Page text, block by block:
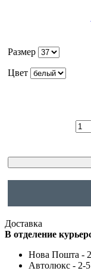
Размер
Цвет
Доставка
В отделение
Нова Пошта -
Автолюкс - 2-